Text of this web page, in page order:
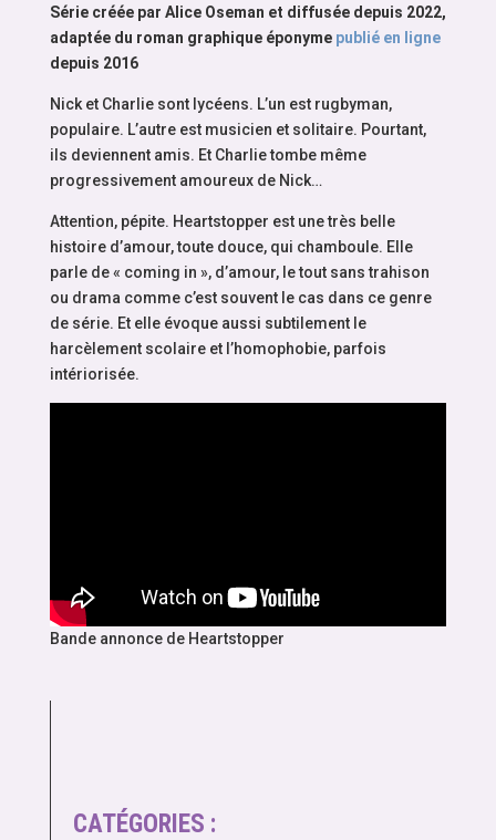
Série créée par Alice Oseman et diffusée depuis 2022,
adaptée du roman graphique éponyme publié en ligne
depuis 2016
Nick et Charlie sont lycéens. L’un est rugbyman,
populaire. L’autre est musicien et solitaire. Pourtant,
ils deviennent amis. Et Charlie tombe même
progressivement amoureux de Nick…
Attention, pépite. Heartstopper est une très belle
histoire d’amour, toute douce, qui chamboule. Elle
parle de « coming in », d’amour, le tout sans trahison
ou drama comme c’est souvent le cas dans ce genre
de série. Et elle évoque aussi subtilement le
harcèlement scolaire et l’homophobie, parfois
intériorisée.
Bande annonce de Heartstopper
CATÉGORIES :